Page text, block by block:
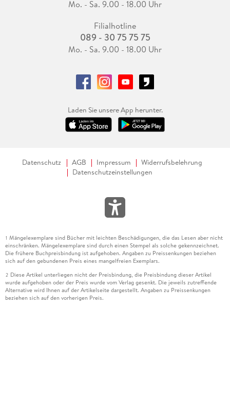
Mo. - Sa. 9.00 - 18.00 Uhr
Filialhotline
089 - 30 75 75 75
Mo. - Sa. 9.00 - 18.00 Uhr
Laden Sie unsere App herunter.
Datenschutz AGB Impressum
Widerrufsbelehrung
Datenschutzeinstellungen
1 Mängelexemplare sind Bücher mit leichten Beschädigungen, die das Lesen aber nicht
einschränken. Mängelexemplare sind durch einen Stempel als solche gekennzeichnet.
Die frühere Buchpreisbindung ist aufgehoben. Angaben zu Preissenkungen beziehen
sich auf den gebundenen Preis eines mangelfreien Exemplars.
2 Diese Artikel unterliegen nicht der Preisbindung, die Preisbindung dieser Artikel
wurde aufgehoben oder der Preis wurde vom Verlag gesenkt. Die jeweils zutreffende
Alternative wird Ihnen auf der Artikelseite dargestellt. Angaben zu Preissenkungen
beziehen sich auf den vorherigen Preis.